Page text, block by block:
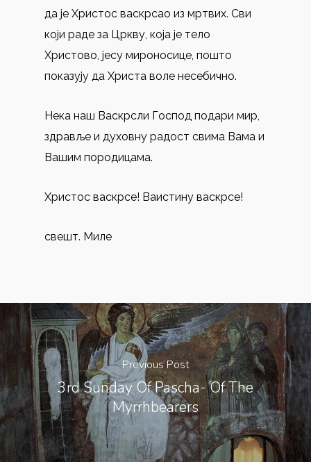
да је Христос васкрсао из мртвих. Сви
који раде за Цркву, која је тело
Христово, јесу мироносице, пошто
показују да Христа воле несебично.
Нека наш Васкрсли Господ подари мир,
здравље и духовну радост свима Вама и
Вашим породицама.
Христос васкрсе! Ваистину васкрсе!
свешт. Миле
Previous Post
3rd Sunday Of Pascha- Of The
Myrrhbearers